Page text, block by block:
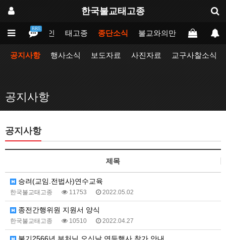
한국불교태고종
BBS
메인 태고종 종단소식 불교와의만남 업무포털
공지사항 행사소식 보도자료 사진자료 교구사찰소식
공지사항
공지사항
제목
승려(교임.전법사)연수교육
한국불교태고종 11753 2022.05.02
종전간행위원 지원서 양식
한국불교태고종 10510 2022.04.27